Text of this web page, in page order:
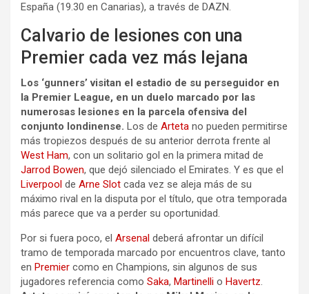
España (19.30 en Canarias), a través de DAZN.
Calvario de lesiones con una
Premier cada vez más lejana
Los ‘gunners’ visitan el estadio de su perseguidor en
la Premier League, en un duelo marcado por las
numerosas lesiones en la parcela ofensiva del
conjunto londinense. Los de Arteta no pueden permitirse
más tropiezos después de su anterior derrota frente al
West Ham, con un solitario gol en la primera mitad de
Jarrod Bowen, que dejó silenciado el Emirates. Y es que el
Liverpool de Arne Slot cada vez se aleja más de su
máximo rival en la disputa por el título, que otra temporada
más parece que va a perder su oportunidad.
Por si fuera poco, el Arsenal deberá afrontar un difícil
tramo de temporada marcado por encuentros clave, tanto
en Premier como en Champions, sin algunos de sus
jugadores referencia como Saka, Martinelli o Havertz.